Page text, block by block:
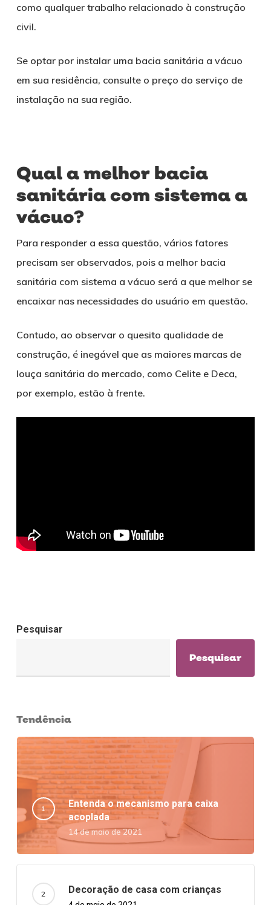
como qualquer trabalho relacionado à construção
civil.
Se optar por instalar uma bacia sanitária a vácuo
em sua residência, consulte o preço do serviço de
instalação na sua região.
Qual a melhor bacia
sanitária com sistema a
vácuo?
Para responder a essa questão, vários fatores
precisam ser observados, pois a melhor bacia
sanitária com sistema a vácuo será a que melhor se
encaixar nas necessidades do usuário em questão.
Contudo, ao observar o quesito qualidade de
construção, é inegável que as maiores marcas de
louça sanitária do mercado, como Celite e Deca,
por exemplo, estão à frente.
Pesquisar
Pesquisar
Tendência
Entenda o mecanismo para caixa
acoplada
14 de maio de 2021
Decoração de casa com crianças